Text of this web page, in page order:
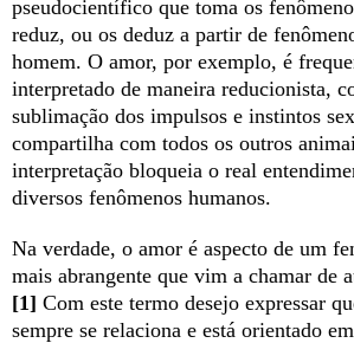
pseudocientífico que toma os
reduz, ou os deduz a partir de
homem. O amor, por exemplo, é
interpretado de maneira reducionista,
sublimação dos impulsos e instintos
compartilha com todos os outros
interpretação bloqueia o real
diversos fenômenos humanos.
Na verdade, o amor é aspecto de um
mais abrangente que vim a chamar de
[1] Com este termo desejo expressar
sempre se relaciona e está orientado